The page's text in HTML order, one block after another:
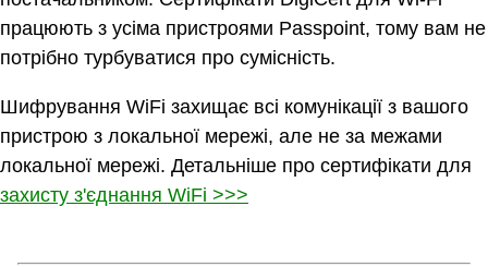
працюють з усіма пристроями Passpoint, тому вам не
потрібно турбуватися про сумісність.
Шифрування WiFi захищає всі комунікації з вашого
пристрою з локальної мережі, але не за межами
локальної мережі. Детальніше про сертифікати для
захисту з'єднання WiFi >>>